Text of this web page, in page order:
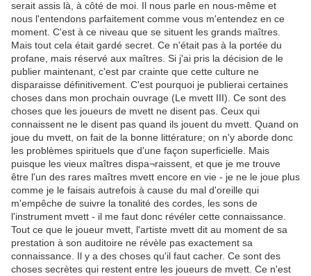
serait assis là, à côté de moi. Il nous parle en nous-même et
nous l'entendons parfaitement comme vous m'entendez en ce
moment. C'est à ce niveau que se situent les grands maîtres.
Mais tout cela était gardé secret. Ce n'était pas à la portée du
profane, mais réservé aux maîtres. Si j'ai pris la décision de le
publier maintenant, c'est par crainte que cette culture ne
disparaisse définitivement. C'est pourquoi je publierai certaines
choses dans mon prochain ouvrage (Le mvett III). Ce sont des
choses que les joueurs de mvett ne disent pas. Ceux qui
connaissent ne le disent pas quand ils jouent du mvett. Quand on
joue du mvett, on fait de la bonne littérature; on n'y aborde donc
les problèmes spirituels que d'une façon superficielle. Mais
puisque les vieux maîtres dispa¬raissent, et que je me trouve
être l'un des rares maîtres mvett encore en vie - je ne le joue plus
comme je le faisais autrefois à cause du mal d'oreille qui
m'empêche de suivre la tonalité des cordes, les sons de
l'instrument mvett - il me faut donc révéler cette connaissance.
Tout ce que le joueur mvett, l'artiste mvett dit au moment de sa
prestation à son auditoire ne révèle pas exactement sa
connaissance. Il y a des choses qu'il faut cacher. Ce sont des
choses secrètes qui restent entre les joueurs de mvett. Ce n'est